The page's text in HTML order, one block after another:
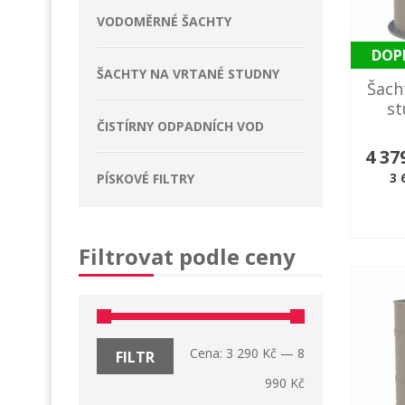
4
3
VODOMĚRNÉ ŠACHTY
ŠACHTY NA VRTANÉ STUDNY
ČISTÍRNY ODPADNÍCH VOD
PÍSKOVÉ FILTRY
Filtrovat podle ceny
FILTR Cena: 3 290 Kč — 8
990 Kč